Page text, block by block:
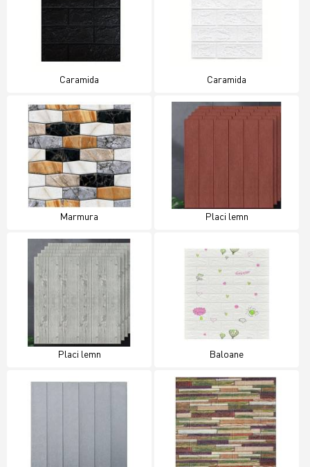
Caramida Caramida
Marmura Placi lemn
Placi lemn Baloane